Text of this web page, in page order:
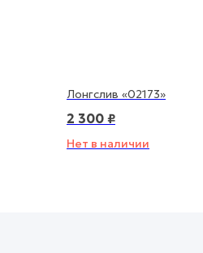
Лонгслив «02173»
2 300 ₽
Нет в наличии